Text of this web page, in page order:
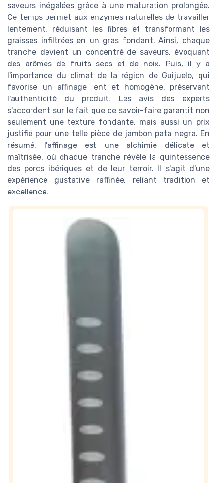
saveurs inégalées grâce à une maturation prolongée.
Ce temps permet aux enzymes naturelles de travailler
lentement, réduisant les fibres et transformant les
graisses infiltrées en un gras fondant. Ainsi, chaque
tranche devient un concentré de saveurs, évoquant
des arômes de fruits secs et de noix. Puis, il y a
l'importance du climat de la région de Guijuelo, qui
favorise un affinage lent et homogène, préservant
l'authenticité du produit. Les avis des experts
s'accordent sur le fait que ce savoir-faire garantit non
seulement une texture fondante, mais aussi un prix
justifié pour une telle pièce de jambon pata negra. En
résumé, l'affinage est une alchimie délicate et
maîtrisée, où chaque tranche révèle la quintessence
des porcs ibériques et de leur terroir. Il s'agit d'une
expérience gustative raffinée, reliant tradition et
excellence.